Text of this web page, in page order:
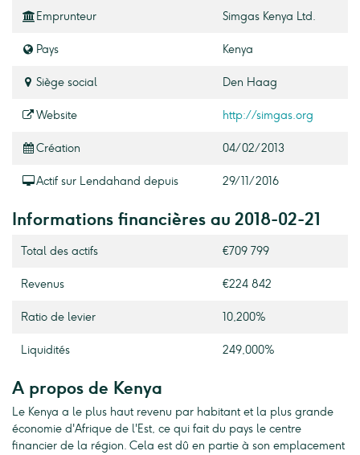
Emprunteur Simgas Kenya Ltd.
Pays Kenya
Siège social Den Haag
Website http://simgas.org
Création 04/02/2013
Actif sur Lendahand depuis 29/11/2016
Informations financières au 2018-02-21
Total des actifs €709 799
Revenus €224 842
Ratio de levier 10,200%
Liquidités 249,000%
A propos de Kenya
Le Kenya a le plus haut revenu par habitant et la plus grande
économie d'Afrique de l'Est, ce qui fait du pays le centre
financier de la région. Cela est dû en partie à son emplacement